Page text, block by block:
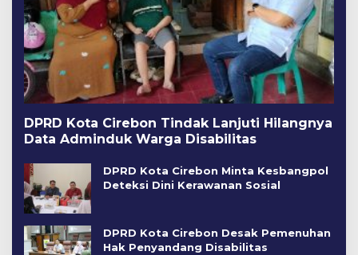
DPRD Kota Cirebon Tindak Lanjuti Hilangnya
Data Adminduk Warga Disabilitas
DPRD Kota Cirebon Minta Kesbangpol
Deteksi Dini Kerawanan Sosial
DPRD Kota Cirebon Desak Pemenuhan
Hak Penyandang Disabilitas